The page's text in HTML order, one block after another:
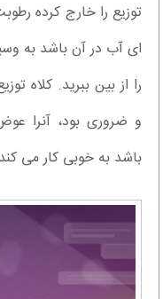
توزیع را خارج کرده
ای آب در آن باشد به
را از بین ببرید. کلاه
و ضروری بود، آنرا
باشد به خوبی کار می